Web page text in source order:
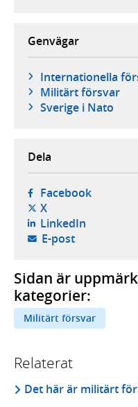
Genvägar
Internationella
Militärt försvar
Sverige i Nato
Dela
Facebook-
X- öppnas i ny flik,
LinkedIn- öppnas
E-post- öppnar
Sidan är
kategorier:
Militärt försvar
Relaterat
Det här är militärt